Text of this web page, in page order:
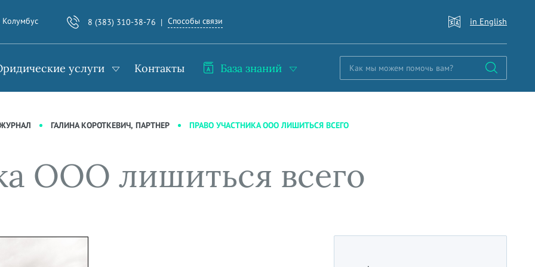
Колумбус 8 (383) 310-38-76 Способы связи in English
услуги Контакты База знаний
ГАЛИНА КОРОТКЕВИЧ, ПАРТНЕР ПРАВО УЧАСТНИКА ООО ЛИШИТЬСЯ ВСЕГО
ООО лишиться всего